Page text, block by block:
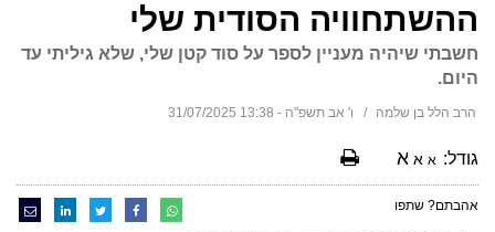
ההשתחוויה הסודית שלי
חשבתי שיהיה מעניין לספר על סוד קטן שלי, שלא גיליתי עד
היום.
הרב הלל בן שלמה ו' אב תשפ"ה - 13:38 31/07/2025
גודל: א א א
אהבתם? שתפו